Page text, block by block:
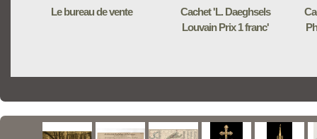
Le bureau de vente
Cachet 'L. Daeghsels
Louvain Prix 1 franc'